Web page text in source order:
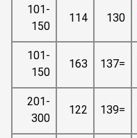
130
114
101-
150
=137
163
101-
150
=139
122
201-
300